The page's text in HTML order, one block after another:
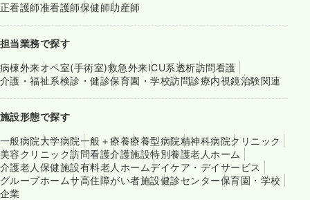
正看護師准看護師保健師助産師
担当業務で探す
病棟外来オペ室(手術室)救急外来ICU系透析訪問看護
介護・福祉系検診・健診保育園・学校訪問診療内視鏡治験関連
施設形態で探す
一般病院大学病院一般＋療養療養型病院精神科病院クリニック
美容クリニック訪問看護介護施設特別養護老人ホーム
介護老人保健施設有料老人ホームデイケア・デイサービス
グループホームサ高住障がい者施設健診センター保育園・学校
企業